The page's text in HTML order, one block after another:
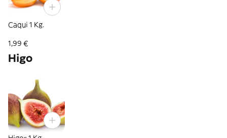
Caqui 1 Kg.
1,99 €
Higo